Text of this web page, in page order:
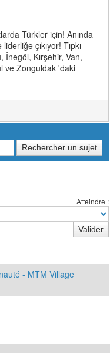
Türkler için! Anında
çıkıyor! Tıpkı
Kırşehir, Van,
ve Zonguldak 'daki
Atteindre :
- MTM Village